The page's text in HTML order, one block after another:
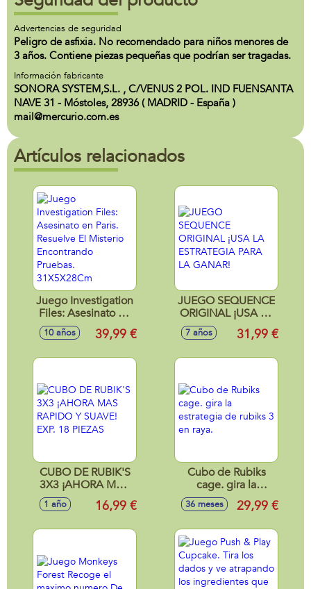
Advertencias de seguridad
Peligro de asfixia. No recomendado para niños menores de
3 años. Contiene piezas pequeñas que podrían ser tragadas.
Información fabricante
SONORA SYSTEM,S.L. , C/VENUS 2 POL. IND FUENSANTA
NAVE 31 - Móstoles, 28936 ( MADRID - España )
mail@mercurio.com.es
Artículos relacionados
Juego Investigation
Files: Asesinato en
Paris. Resuelve El
Misterio
10 años 39,99 €
JUEGO SEQUENCE
ORIGINAL ¡USA LA
ESTRATEGIA PARA
LA GANAR!
7 años 31,99 €
CUBO DE RUBIK'S
3X3 ¡AHORA MAS
RAPIDO Y SUAVE!
EXP. 18 PIEZAS
1 año 16,99 €
Cubo de Rubiks
cage. gira la
estrategia de rubiks
3 en raya.
36 meses 29,99 €